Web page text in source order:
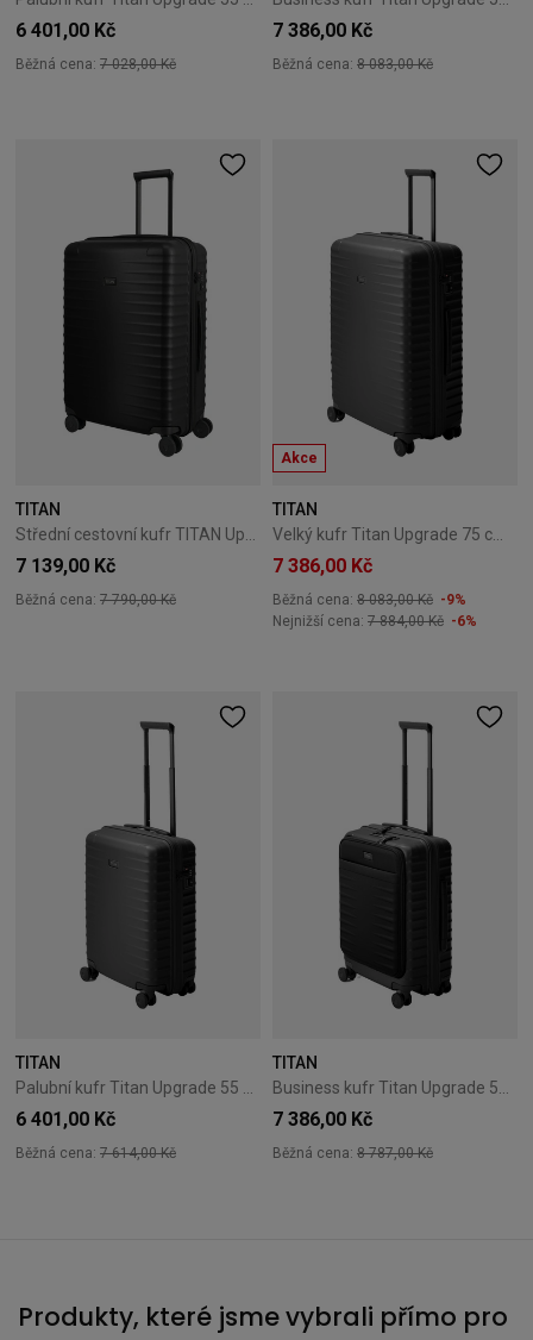
6 401,00 Kč
Běžná cena: 7 028,00 Kč
7 386,00 Kč
Běžná cena: 8 083,00 Kč
TITAN
Střední cestovní kufr TITAN Upgrade 69cm Nightshade Black
7 139,00 Kč
Běžná cena: 7 790,00 Kč
Akce
TITAN
Velký kufr Titan Upgrade 75 cm Nightshade Black
7 386,00 Kč
Běžná cena: 8 083,00 Kč -9%
Nejnižší cena: 7 884,00 Kč -6%
TITAN
6 401,00 Kč
Běžná cena: 7 614,00 Kč
TITAN
7 386,00 Kč
Běžná cena: 8 787,00 Kč
Produkty, které jsme vybrali přímo pro